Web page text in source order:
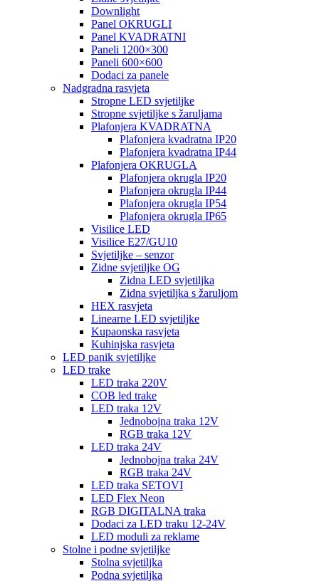
Downlight
Panel OKRUGLI
Panel KVADRATNI
Paneli 1200×300
Paneli 600×600
Dodaci za panele
Nadgradna rasvjeta
Stropne LED svjetiljke
Stropne svjetiljke s žaruljama
Plafonjera KVADRATNA
Plafonjera kvadratna IP20
Plafonjera kvadratna IP44
Plafonjera OKRUGLA
Plafonjera okrugla IP20
Plafonjera okrugla IP44
Plafonjera okrugla IP54
Plafonjera okrugla IP65
Visilice LED
Visilice E27/GU10
Svjetiljke – senzor
Zidne svjetiljke OG
Zidna LED svjetiljka
Zidna svjetiljka s žaruljom
HEX rasvjeta
Linearne LED svjetiljke
Kupaonska rasvjeta
Kuhinjska rasvjeta
LED panik svjetiljke
LED trake
LED traka 220V
COB led trake
LED traka 12V
Jednobojna traka 12V
RGB traka 12V
LED traka 24V
Jednobojna traka 24V
RGB traka 24V
LED traka SETOVI
LED Flex Neon
RGB DIGITALNA traka
Dodaci za LED traku 12-24V
LED moduli za reklame
Stolne i podne svjetiljke
Stolna svjetiljka
Podna svjetiljka